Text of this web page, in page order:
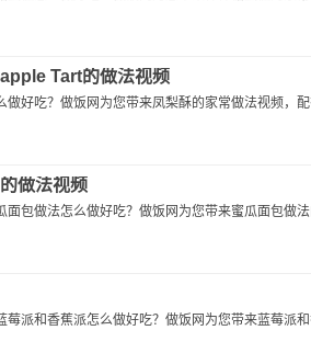
Tart的做法视频
好吃？做饭网为您带来凤梨酥的家常做法视频，
做法视频
面包做法怎么做好吃？做饭网为您带来蜜瓜面包做
莓派和香蕉派怎么做好吃？做饭网为您带来蓝莓派